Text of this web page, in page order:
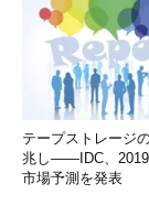
テープストレージ
兆し――IDC、2019
市場予測を発表